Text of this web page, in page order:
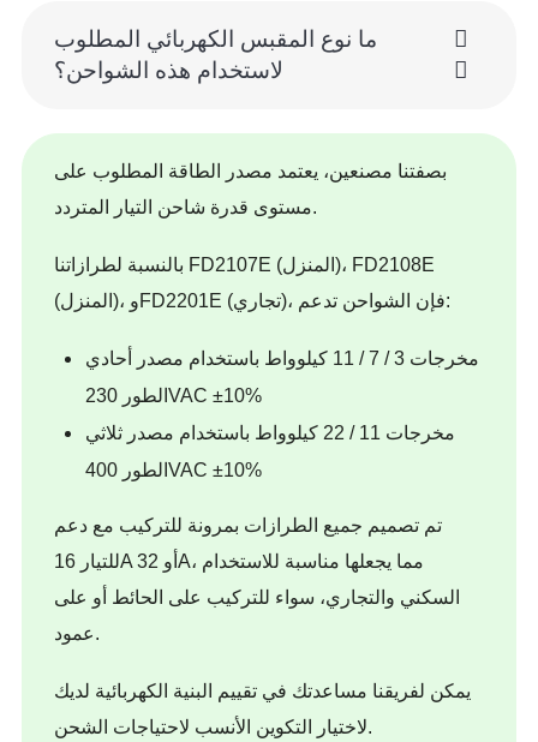
ما نوع المقبس الكهربائي المطلوب
لاستخدام هذه الشواحن؟
بصفتنا مصنعين، يعتمد مصدر الطاقة المطلوب على
مستوى قدرة شاحن التيار المتردد.
بالنسبة لطرازاتنا FD2107E (المنزل)، FD2108E
(المنزل)، وFD2201E (تجاري)، فإن الشواحن تدعم:
مخرجات 3 / 7 / 11 كيلوواط باستخدام مصدر أحادي
الطور 230VAC ±10%
مخرجات 11 / 22 كيلوواط باستخدام مصدر ثلاثي
الطور 400VAC ±10%
تم تصميم جميع الطرازات بمرونة للتركيب مع دعم
للتيار 16A أو 32A، مما يجعلها مناسبة للاستخدام
السكني والتجاري، سواء للتركيب على الحائط أو على
عمود.
يمكن لفريقنا مساعدتك في تقييم البنية الكهربائية لديك
لاختيار التكوين الأنسب لاحتياجات الشحن.